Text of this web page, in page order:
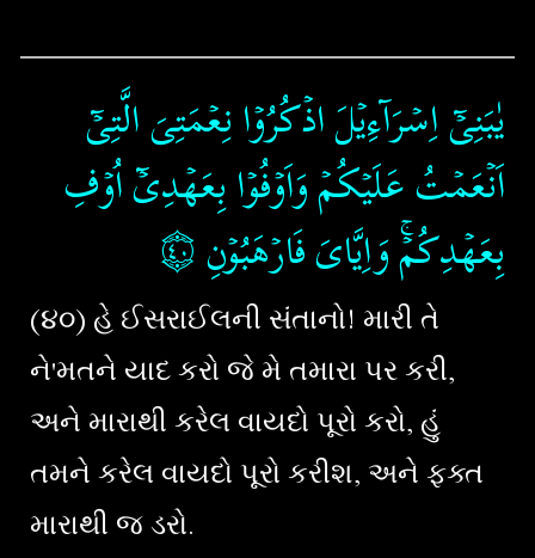
يٰبَنِىۡٓ اِسۡرَآءِيۡلَ اذۡكُرُوۡا نِعۡمَتِىَ الَّتِىۡٓ
اَنۡعَمۡتُ عَلَيۡكُمۡ وَاَوۡفُوۡا بِعَهۡدِىۡٓ اُوۡفِ
بِعَهۡدِكُمۡۚ وَاِيَّاىَ فَارۡهَبُوۡنِ‏۝
(૪૦) હે ઈસરાઈલની સંતાનો! મારી તે
ને'મતને યાદ કરો જે મે તમારા પર કરી,
અને મારાથી કરેલ વાયદો પૂરો કરો, હું
તમને કરેલ વાયદો પૂરો કરીશ, અને ફક્ત
મારાથી જ ડરો.